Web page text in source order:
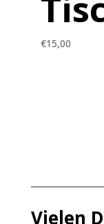
€15,00
Vielen